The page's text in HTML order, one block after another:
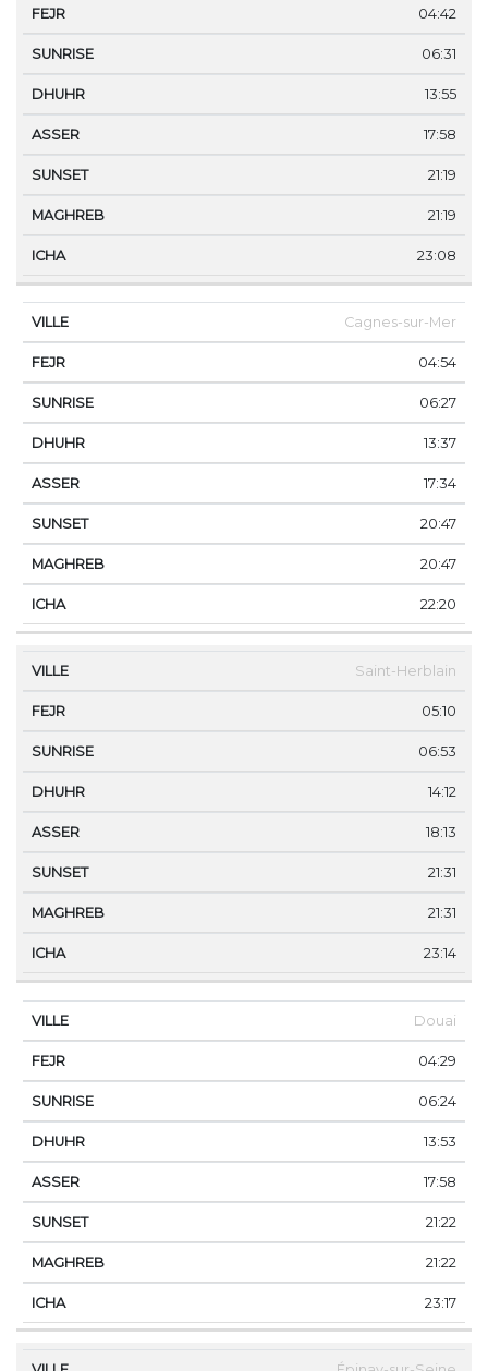
04:42
06:31
13:55
17:58
21:19
21:19
23:08
Cagnes-sur-Mer
04:54
06:27
13:37
17:34
20:47
20:47
22:20
Saint-Herblain
05:10
06:53
14:12
18:13
21:31
21:31
23:14
Douai
04:29
06:24
13:53
17:58
21:22
21:22
23:17